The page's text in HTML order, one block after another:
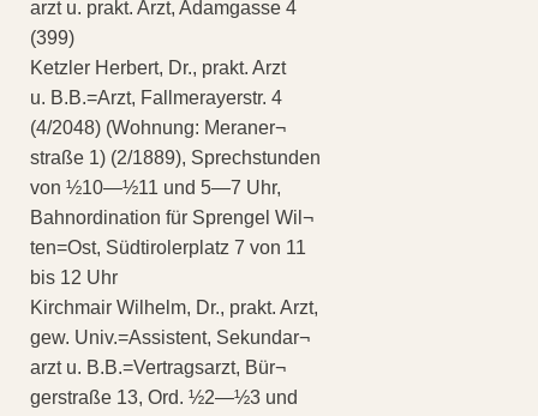
arzt u. prakt. Arzt, Adamgasse 4
(399)
Ketzler Herbert, Dr., prakt. Arzt
u. B.B.=Arzt, Fallmerayerstr. 4
(4/2048) (Wohnung: Meraner¬
straße 1) (2/1889), Sprechstunden
von ½10—½11 und 5—7 Uhr,
Bahnordination für Sprengel Wil¬
ten=Ost, Südtirolerplatz 7 von 11
bis 12 Uhr
Kirchmair Wilhelm, Dr., prakt. Arzt,
gew. Univ.=Assistent, Sekundar¬
arzt u. B.B.=Vertragsarzt, Bür¬
gerstraße 13, Ord. ½2—½3 und